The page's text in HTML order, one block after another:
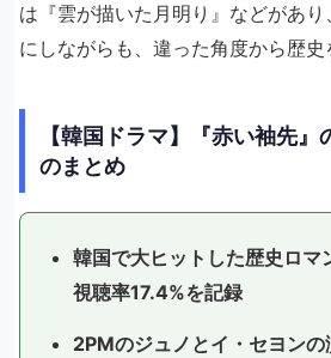
は『雲が描いた月明り』などがあ
にしながらも、違った角度から歴史
【韓国ドラマ】『赤い袖先』
のまとめ
韓国で大ヒットした歴史ロマ
視聴率17.4%を記録
2PMのジュノとイ・セヨンの